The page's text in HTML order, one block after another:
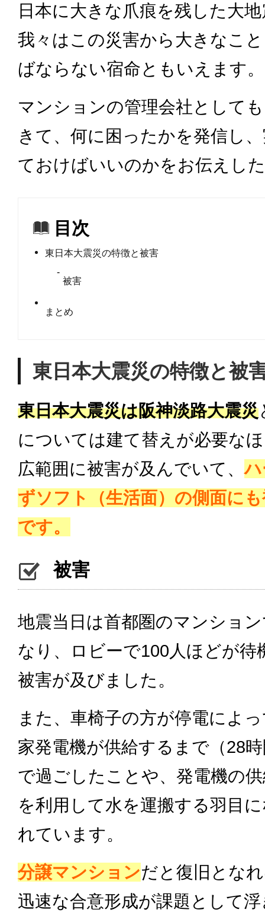
日本に大きな爪痕を残した大
我々はこの災害から大きなこ
ばならない宿命ともいえます。
マンションの管理会社として
きて、何に困ったかを発信し
ておけばいいのかをお伝えし
目次
東日本大震災の特徴と被害
被害
まとめ
東日本大震災の特徴と被
東日本大震災は阪神淡路大震災
については建て替えが必要な
広範囲に被害が及んでいて、
ずソフト（生活面）の側面に
です。
被害
地震当日は首都圏のマンショ
なり、ロビーで100人ほどが
被害が及びました。
また、車椅子の方が停電によ
家発電機が供給するまで（28
で過ごしたことや、発電機の
を利用して水を運搬する羽目
れています。
分譲マンションだと復旧とな
迅速な合意形成が課題として